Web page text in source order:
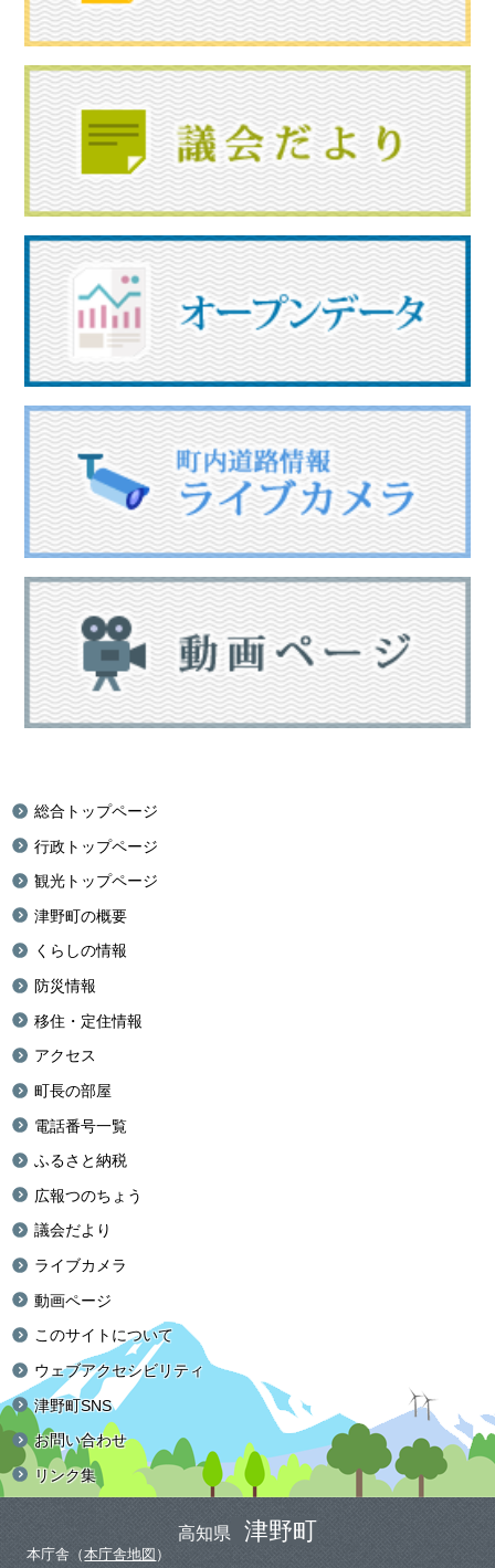
総合トップページ
行政トップページ
観光トップページ
津野町の概要
くらしの情報
防災情報
移住・定住情報
アクセス
町長の部屋
電話番号一覧
ふるさと納税
広報つのちょう
議会だより
ライブカメラ
動画ページ
このサイトについて
ウェブアクセシビリティ
津野町SNS
お問い合わせ
リンク集
高知県 津野町
本庁舎（本庁舎地図 ）